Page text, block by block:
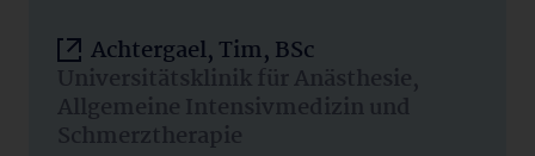
Achtergael, Tim, BSc
Universitätsklinik für Anästhesie,
Allgemeine Intensivmedizin und
Schmerztherapie